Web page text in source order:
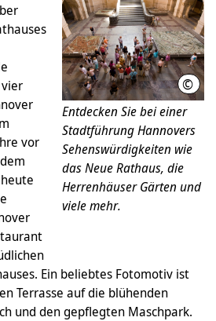
©
Entdecken Sie bei einer
Stadtführung Hannovers
Sehenswürdigkeiten wie
das Neue Rathaus, die
Herrenhäuser Gärten und
viele mehr.
vor
Ein beliebtes Fotomotiv ist
Terrasse auf die blühenden
und den gepflegten Maschpark.